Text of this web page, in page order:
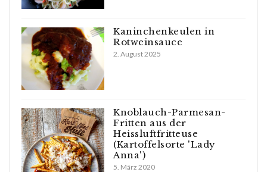
Kaninchenkeulen in
Rotweinsauce
2. August 2025
Knoblauch-Parmesan-
Fritten aus der
Heissluftfritteuse
(Kartoffelsorte 'Lady
Anna')
5. März 2020